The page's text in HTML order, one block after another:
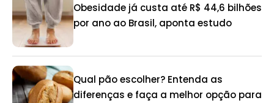
Obesidade já custa até R$ 44,6 bilhões
por ano ao Brasil, aponta estudo
Qual pão escolher? Entenda as
diferenças e faça a melhor opção para